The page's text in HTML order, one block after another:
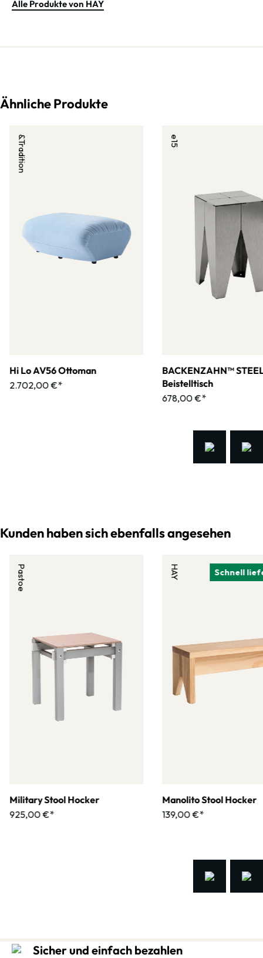
Alle Produkte von HAY
Ähnliche Produkte
&Tradition
Hi Lo AV56 Ottoman
2.702,00 €*
e15
BACKENZAHN™
Beistelltisch
678,00 €*
Kunden haben sich ebenfalls angesehen
Pastoe
Military Stool Hocker
925,00 €*
Schnell
HAY
Manolito Stool Hocker
139,00 €*
Sicher und einfach bezahlen